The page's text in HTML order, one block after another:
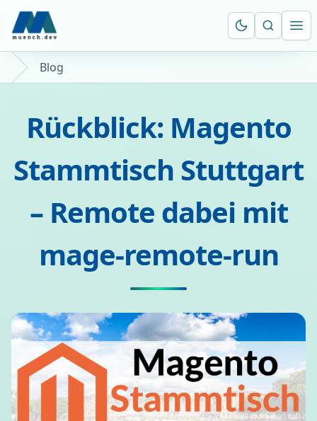
Suche
Blog
Rückblick: Magento
Stammtisch Stuttgart
– Remote dabei mit
mage-remote-run